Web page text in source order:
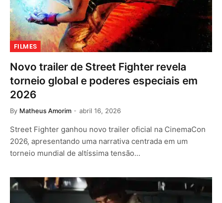
FILMES
Novo trailer de Street Fighter revela
torneio global e poderes especiais em
2026
By Matheus Amorim abril 16, 2026
Street Fighter ganhou novo trailer oficial na CinemaCon
2026, apresentando uma narrativa centrada em um
torneio mundial de altíssima tensão…